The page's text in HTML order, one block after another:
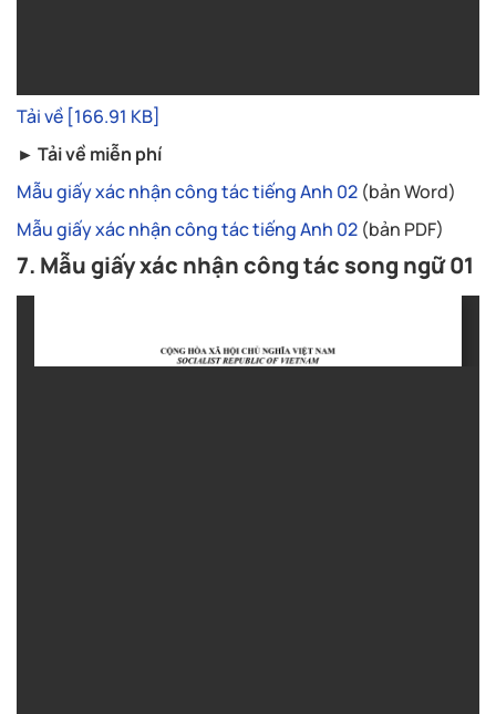
Tải về [166.91 KB]
► Tải về miễn phí
Mẫu giấy xác nhận công tác tiếng Anh 02 (bản Word)
Mẫu giấy xác nhận công tác tiếng Anh 02 (bản PDF)
7. Mẫu giấy xác nhận công tác song ngữ 01